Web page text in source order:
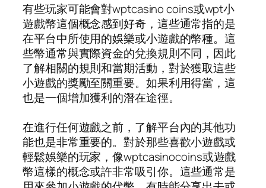
有些玩家可能會對wptcasino coins或wpt小
遊戲幣這個概念感到好奇，這些通常指的是
在平台中所使用的娛樂或小遊戲的幣種。這
些幣通常與實際資金的兌換規則不同，因此
了解相關的規則和當期活動，對於獲取這些
小遊戲的獎勵至關重要。如果利用得當，這
也是一個增加獲利的潛在途徑。
在進行任何遊戲之前，了解平台內的其他功
能也是非常重要的。對於那些喜歡小遊戲或
輕鬆娛樂的玩家，像wptcasinocoins或遊戲
幣這樣的概念或許非常吸引你。這些通常是